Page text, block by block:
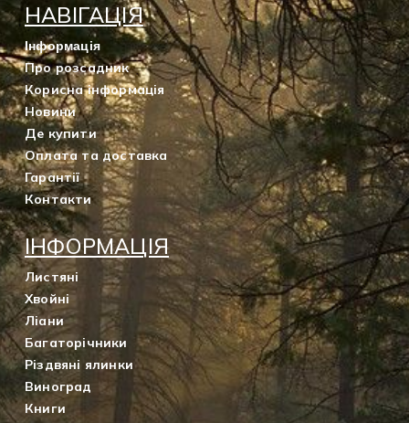
НАВІГАЦІЯ
Інформація
Про розсадник
Корисна інформація
Новини
Де купити
Оплата та доставка
Гарантії
Контакти
ІНФОРМАЦІЯ
Листяні
Хвойні
Ліани
Багаторічники
Різдвяні ялинки
Виноград
Книги